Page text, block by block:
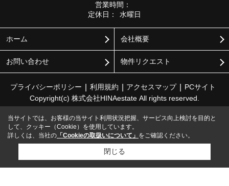
営業時間：
定休日：
水曜日
ホーム 会社概要
お問い合わせ 物件リクエスト
プライバシーポリシー 利用規約 アクセスマップ
PCサイト
Copyright(c) 株式会社HINAestate All rights reserved.
当サイトでは、お客様の当サイト利用状況把握、サービス向上検討を目的と
して、クッキー（Cookie）を使用しています。
詳しくは、当社の 「Cookieの取扱いについて」 をご確認ください。
閉じる